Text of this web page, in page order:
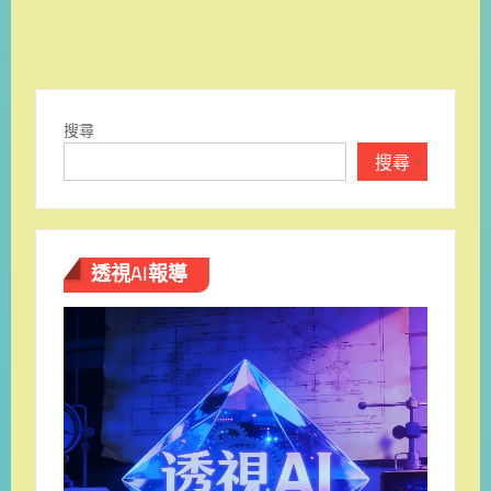
搜尋
搜尋
透視AI報導